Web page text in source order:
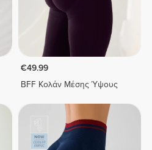
€49.99
BFF Κολάν Μέσης Ύψους